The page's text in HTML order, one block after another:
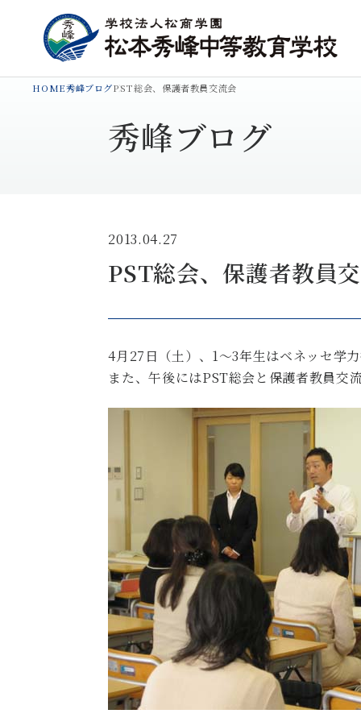
HOME秀峰ブログPST総会、保護者教員交流会
秀峰ブログ
2013.04.27
PST総会、保護者教員
4月27日（土）、1～3年生はベネッセ学力
また、午後にはPST総会と保護者教員交